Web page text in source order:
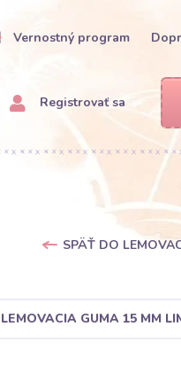
Vernostný program
Registrovať sa
SPÄŤ DO
LEMOVACIA GUMA 15 MM